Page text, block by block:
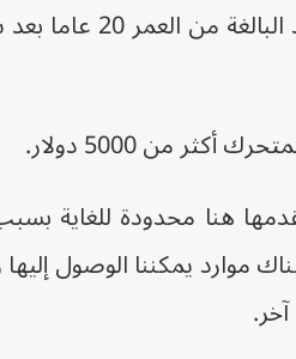
وقالت ابنتها
من 5000 دولار.
هنا محدودة للغاية
موارد يمكننا الوصول